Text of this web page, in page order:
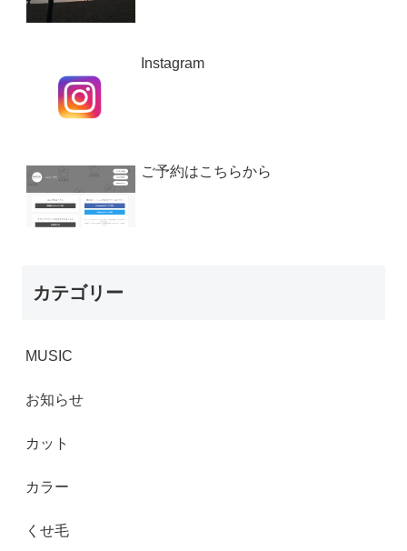
Instagram
ご予約はこちらから
カテゴリー
MUSIC
お知らせ
カット
カラー
くせ毛